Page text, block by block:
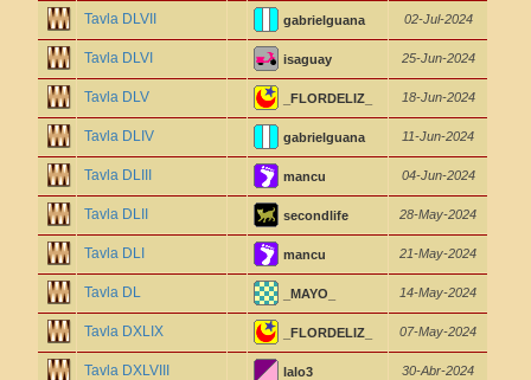
Tavla DLVII gabrielguana 02-Jul-2024
Tavla DLVI isaguay 25-Jun-2024
Tavla DLV _FLORDELIZ_ 18-Jun-2024
Tavla DLIV gabrielguana 11-Jun-2024
Tavla DLIII mancu 04-Jun-2024
Tavla DLII secondlife 28-May-2024
Tavla DLI mancu 21-May-2024
Tavla DL _MAYO_ 14-May-2024
Tavla DXLIX _FLORDELIZ_ 07-May-2024
Tavla DXLVIII lalo3 30-Abr-2024